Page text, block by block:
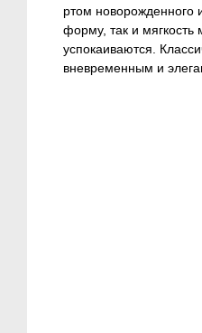
ртом новорожденного
форму, так и
успокаиваются.
вневременным и